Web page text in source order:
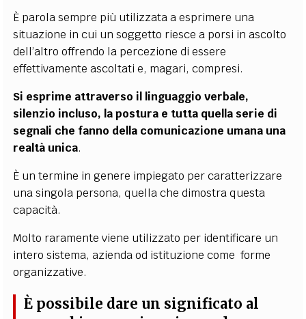
È parola sempre più utilizzata a esprimere una
situazione in cui un soggetto riesce a porsi in ascolto
dell’altro offrendo la percezione di essere
effettivamente ascoltati e, magari, compresi.
Si esprime attraverso il linguaggio verbale,
silenzio incluso, la postura e tutta quella serie di
segnali che fanno della comunicazione umana una
realtà unica.
È un termine in genere impiegato per caratterizzare
una singola persona, quella che dimostra questa
capacità.
Molto raramente viene utilizzato per identificare un
intero sistema, azienda od istituzione come forme
organizzative.
È possibile dare un significato al